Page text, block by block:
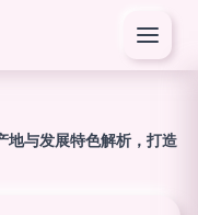
地与发展特色解析，打造